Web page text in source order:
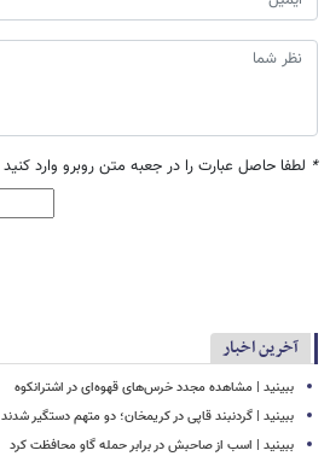
* لطفا حاصل عبارت را در جعبه متن روبرو وارد کنید
آخرین اخبار
ببینید | مشاهده مجدد خرس‌های قهوه‌ای در اشترانکوه
ببینید | گردنبند قاپی در کریمخان؛ دو متهم دستگیر شدند
ببینید | اسب از صاحبش در برابر حمله گاو محافظت کرد